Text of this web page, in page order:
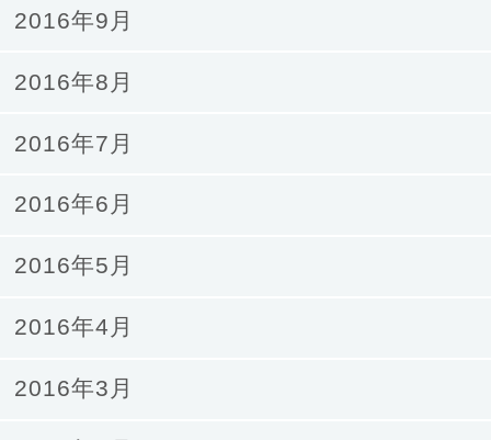
2016年9月
2016年8月
2016年7月
2016年6月
2016年5月
2016年4月
2016年3月